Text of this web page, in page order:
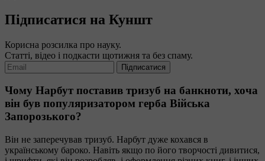
Підписатися на Куншт
Корисна розсилка про науку.
Статті, відео і подкасти щотижня та без спаму.
Підписатися
Чому Нарбут поставив тризуб на банкноти, хоча
він був популяризатором герба Війська
Запорозького?
Він не заперечував тризуб. Нарбут дуже кохався в
українському бароко. Навіть якщо по його творчості дивитися,